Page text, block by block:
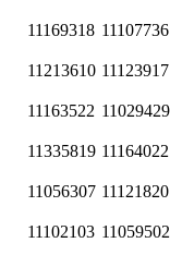
11169318 11107736
11213610 11123917
11163522 11029429
11335819 11164022
11056307 11121820
11102103 11059502